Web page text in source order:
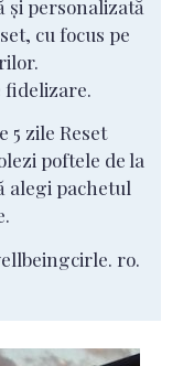
personalizată
cu focus pe
fidelizare.
5 zile Reset
poftele de la
alegi pachetul
ro.